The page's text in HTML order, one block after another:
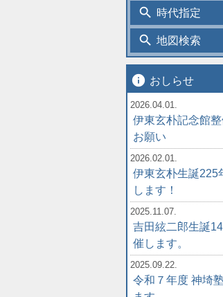
search 時代指定
search 地図検索
info おしらせ
2026.04.01.
伊東玄朴記念館
お願い
2026.02.01.
伊東玄朴生誕225
します！
2025.11.07.
吉田絃二郎生誕
催します。
2025.09.22.
令和７年度 神埼